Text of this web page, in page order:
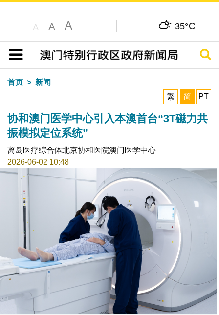
A A A 35°C
目录
搜寻
首页
新闻
繁
简 PT
协和澳门医学中心引入本澳首台“3T磁力共
振模拟定位系统”
离岛医疗综合体北京协和医院澳门医学中心
2026-06-02 10:48